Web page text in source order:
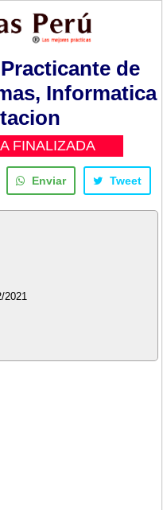
de
Informatica
FINALIZADA
Enviar Tweet
2021